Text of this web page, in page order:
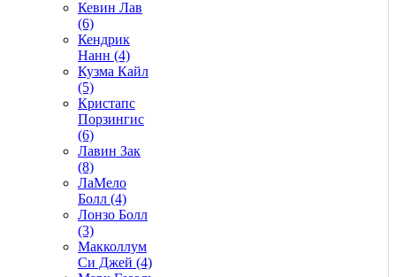
Кевин Лав
(6)
Кендрик
Нанн (4)
Кузма Кайл
(5)
Кристапс
Порзингис
(6)
Лавин Зак
(8)
ЛаМело
Болл (4)
Лонзо Болл
(3)
Макколлум
Си Джей (4)